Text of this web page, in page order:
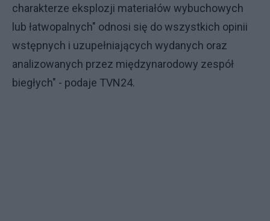
charakterze eksplozji materiałów wybuchowych
lub łatwopalnych" odnosi się do wszystkich opinii
wstępnych i uzupełniających wydanych oraz
analizowanych przez międzynarodowy zespół
biegłych" - podaje TVN24.